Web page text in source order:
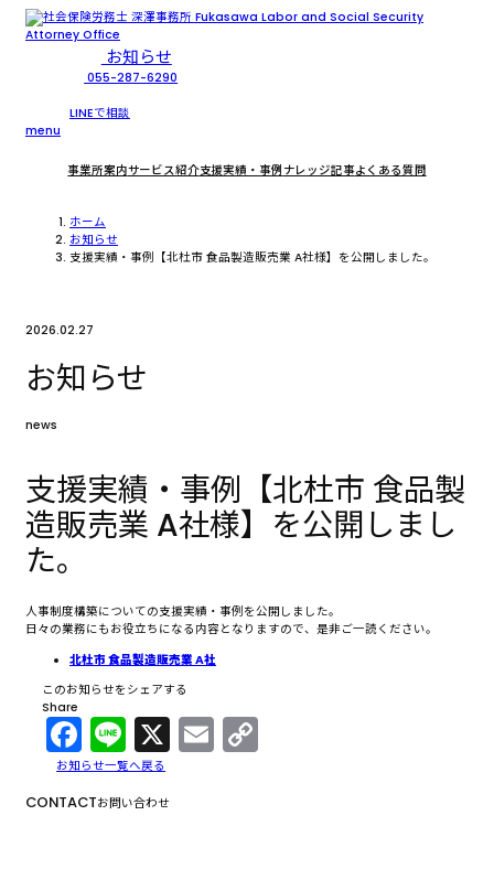
お知らせ
055-287-6290
LINEで相談
menu
事業所案内サービス紹介支援実績・事例 ナレッジ記事よくある質問
ホーム
お知らせ
支援実績・事例【北杜市 食品製造販売業 A社様】を公開しました。
2026.02.27
お知らせ
news
支援実績・事例【北杜市 食品製
造販売業 A社様】を公開しまし
た。
人事制度構築についての支援実績・事例を公開しました。
日々の業務にもお役立ちになる内容となりますので、是非ご一読ください。
北杜市 食品製造販売業 A社
このお知らせをシェアする
Share
Facebook
Line
X Email
お知らせ一覧へ戻る
CONTACTお問い合わせ